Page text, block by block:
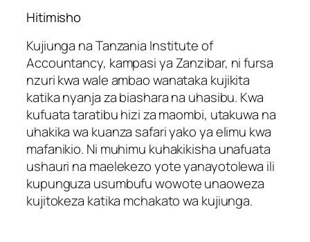
Hitimisho
Kujiunga na Tanzania Institute of
Accountancy, kampasi ya Zanzibar, ni fursa
nzuri kwa wale ambao wanataka kujikita
katika nyanja za biashara na uhasibu. Kwa
kufuata taratibu hizi za maombi, utakuwa na
uhakika wa kuanza safari yako ya elimu kwa
mafanikio. Ni muhimu kuhakikisha unafuata
ushauri na maelekezo yote yanayotolewa ili
kupunguza usumbufu wowote unaoweza
kujitokeza katika mchakato wa kujiunga.